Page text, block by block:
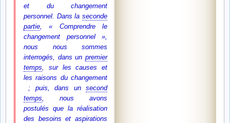
et du changement
personnel. Dans la seconde
partie , « Comprendre le
changement personnel »,
nous nous sommes
interrogés, dans un premier
temps , sur les causes et
les raisons du changement
; puis, dans un second
temps , nous avons
postulés que la réalisation
des besoins et aspirations